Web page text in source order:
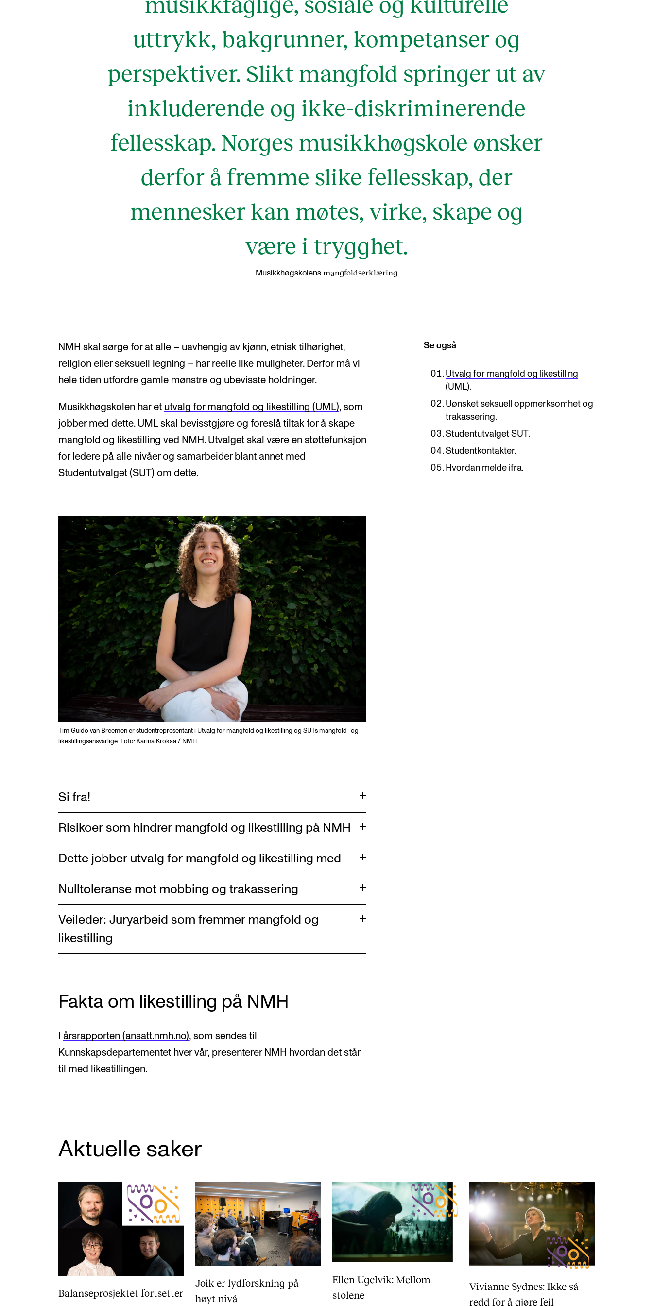
uttrykk, bakgrunner, kompetanser og
perspektiver. Slikt mangfold springer ut av
inkluderende og ikke-diskriminerende
fellesskap. Norges musikkhøgskole ønsker
derfor å fremme slike fellesskap, der
mennesker kan møtes, virke, skape og
være i trygghet.
Musikkhøgskolens mangfoldserklæring
NMH skal sørge for at alle – uavhengig av kjønn, etnisk tilhørighet,
religion eller seksuell legning – har reelle like muligheter. Derfor må vi
hele tiden utfordre gamle mønstre og ubevisste holdninger.
Musikkhøgskolen har et utvalg for mangfold og likestilling (UML), som
jobber med dette. UML skal bevisstgjøre og foreslå tiltak for å skape
mangfold og likestilling ved NMH. Utvalget skal være en støttefunksjon
for ledere på alle nivåer og samarbeider blant annet med
Studentutvalget (SUT) om dette.
Se også
Utvalg for mangfold og likestilling
(UML).
Uønsket seksuell oppmerksomhet og
trakassering.
Studentutvalget SUT.
Studentkontakter.
Hvordan melde ifra.
Tim Guido van Breemen er studentrepresentant i Utvalg for mangfold og likestilling og SUTs mangfold- og
likestillingsansvarlige. Foto: Karina Krokaa / NMH.
Si fra!
Risikoer som hindrer mangfold og likestilling på NMH
Dette jobber utvalg for mangfold og likestilling med
Nulltoleranse mot mobbing og trakassering
Veileder: Juryarbeid som fremmer mangfold og
likestilling
Fakta om likestilling på NMH
årsrapporten (ansatt.nmh.no), som sendes til
Kunnskapsdepartementet hver vår, presenterer NMH hvordan det står
til med likestillingen.
Aktuelle saker
Balanseprosjektet fortsetter
Joik er lydforskning på
høyt nivå
Ellen Ugelvik: Mellom
stolene
Vivianne Sydnes: Ikke så
redd for å gjøre feil